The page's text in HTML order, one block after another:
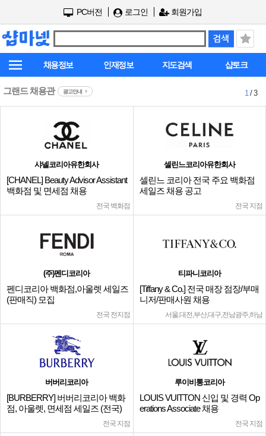
PC버전 로그인 회원가입
채용정보 인재정보 지도검색 샵토크
그랜드 채용관 광고안내 1/ 3
샤넬코리아유한회사
[CHANEL] Beauty Advisor Assistant
백화점 및 면세점 채용
전국 백화점
셀린느코리아유한회사
셀린느 코리아 전국 주요 백화점
세일즈 채용 공고
전국 지점
(주)펜디코리아
펜디코리아 백화점,아울렛 세일즈
(판매직) 모집
전국 전지점
티파니코리아
[Tiffany & Co.] 전국 매장 점장/부매
니저/판매사원 채용
서울,대전,부산,대구,전남광주,하남
버버리코리아
[BURBERRY] 버버리코리아 백화
점, 아울렛, 면세점 세일즈 (전국)
전국 지점
루이비통코리아
LOUIS VUITTON 신입 및 경력 Op
erations Associate 채용
전국 지점